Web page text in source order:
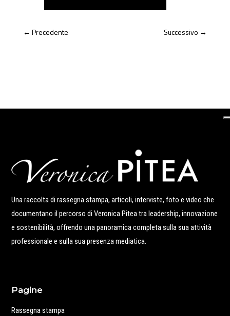
← Precedente Successivo →
Una raccolta di rassegna stampa, articoli, interviste, foto e video che
documentano il percorso di Veronica Pitea tra leadership, innovazione
e sostenibilità, offrendo una panoramica completa sulla sua attività
professionale e sulla sua presenza mediatica.
Pagine
Rassegna stampa